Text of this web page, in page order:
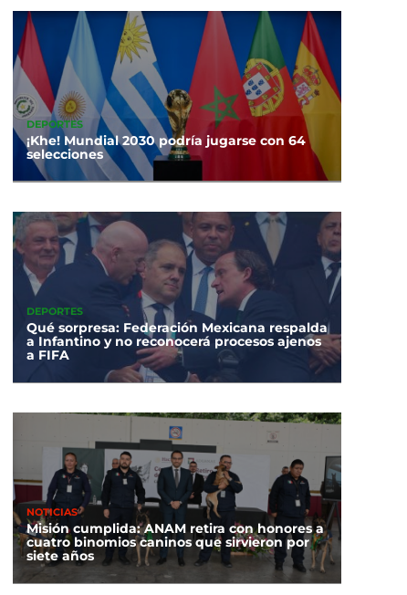
DEPORTES
¡Khe! Mundial 2030 podría jugarse con 64
selecciones
DEPORTES
Qué sorpresa: Federación Mexicana respalda
a Infantino y no reconocerá procesos ajenos
a FIFA
NOTICIAS
Misión cumplida: ANAM retira con honores a
cuatro binomios caninos que sirvieron por
siete años